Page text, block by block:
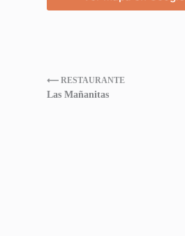
⟵ RESTAURANTE
Las Mañanitas